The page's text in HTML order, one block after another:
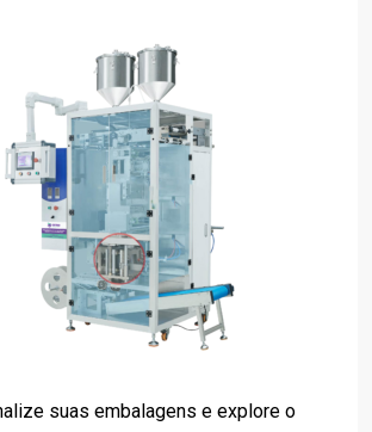
suas embalagens e explore o